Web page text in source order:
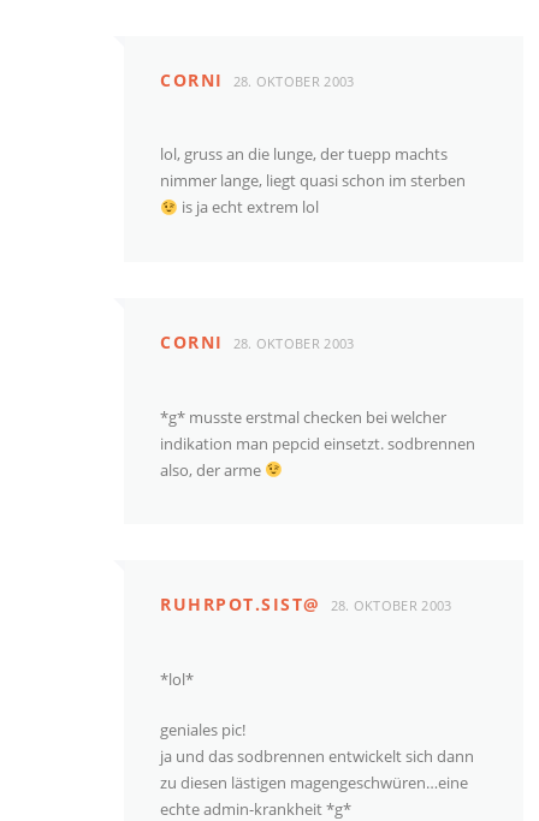
CORNI 28. OKTOBER 2003
lol, gruss an die lunge, der tuepp machts
nimmer lange, liegt quasi schon im sterben
is ja echt extrem lol
CORNI 28. OKTOBER 2003
*g* musste erstmal checken bei welcher
indikation man pepcid einsetzt. sodbrennen
also, der arme
RUHRPOT.SIST@ 28. OKTOBER 2003
*lol*
geniales pic!
ja und das sodbrennen entwickelt sich dann
zu diesen lästigen magengeschwüren…eine
echte admin-krankheit *g*